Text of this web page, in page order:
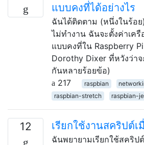
แบบคงที่ได้อย่างไร
ฉันได้ติดตาม (หนึ่งในร้อ
ไม่ทำงาน ฉันจะตั้งค่าเค
แบบคงที่ใน Raspberry
Dorothy Dixer ที่หวังว่า
กันหลายร้อยข้อ)
217
raspbian
raspbian-stretch
raspbian-
12 เรียกใช้งานสคริปต์เ
ฉันพยายามเรียกใช้สคริป